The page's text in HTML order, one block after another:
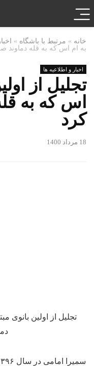
خانه » مرتبط با باشگاه »
به ام اس که به قله دماوند
اخبار و اطلاعیه ها
تجلیل از
اس که به
کرد
18 مرداد 1400
تجلیل از اولین بانوی